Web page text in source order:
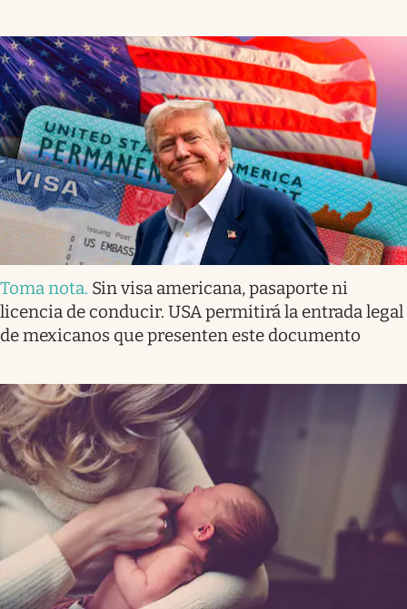
Toma nota. Sin visa americana, pasaporte ni
licencia de conducir. USA permitirá la entrada legal
de mexicanos que presenten este documento